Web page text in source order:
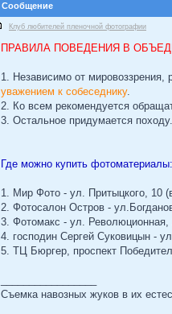
Сообщение
Клуб любителей пленочной фотографии
ПРАВИЛА ПОВЕДЕНИЯ В
1. Независимо от мировоззрения,
уважением к собеседнику.
2. Ко всем рекомендуется
3. Остальное придумается
Где можно купить фотоматериалы:
1. Мир Фото - ул. Притыцкого, 10
2. Фотосалон Остров -
3. Фотомакс - ул.
4. господин Сергей Суковицын -
5. ТЦ Бюргер, проспект
Съемка навозных жуков в их